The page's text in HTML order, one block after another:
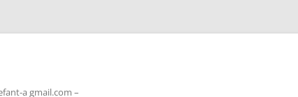
a gmail.com –